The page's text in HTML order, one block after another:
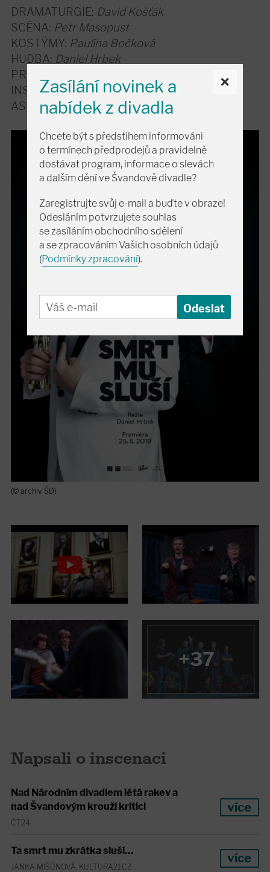
DRAMATURGIE: David Košťák
SCÉNA: Petr Masopust
KOSTÝMY: Paulína Bočková
HUDBA: Daniel Hrbek
PRODUKCE:
INSPICE:Blanka Popková
ASISTENT REŽIE: Josef Doležal
(© archiv ŠD)
+37
Napsali o inscenaci
Nad Národním divadlem létá rakev a
nad Švandovým krouží kritici
ČT24
více
Ta smrt mu zkrátka sluší…
JANKA MIŠÚNOVÁ, KULTURA21.CZ
více
×
Zasílání novinek a
nabídek z divadla
Chcete být s předstihem informováni
o termínech předprodejů a pravidelně
dostávat program, informace o slevách
a dalším dění ve Švandově divadle?
Zaregistrujte svůj e-mail a buďte v obraze!
Odesláním potvrzujete souhlas
se zasíláním obchodního sdělení
a se zpracováním Vašich osobních údajů
(Podmínky zpracování).